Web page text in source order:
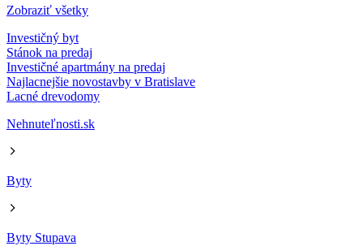
Zobraziť všetky
Investičný byt
Stánok na predaj
Investičné apartmány na predaj
Najlacnejšie novostavby v Bratislave
Lacné drevodomy
Nehnuteľnosti.sk
Byty
Byty Stupava